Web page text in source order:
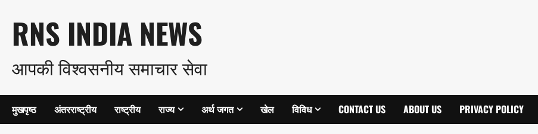
to
content
RNS INDIA NEWS
आपकी विश्वसनीय समाचार सेवा
मुखपृष्ठ अंतरराष्ट्रीय राष्ट्रीय राज्य अर्थ जगत खेल विविध CONTACT US ABOUT US PRIVACY POLICY